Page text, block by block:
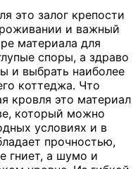
это залог крепости
и важный
материала для
споры, а здраво
и выбрать наиболее
коттеджа. Что
кровля это материал
который можно
условиях и в
прочностью,
гниет, а шумо и